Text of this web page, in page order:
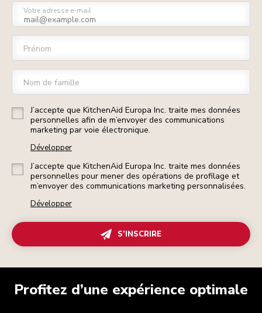
Votre adresse e-mail
Prénom
Nom de famille
J’accepte que KitchenAid Europa Inc. traite mes données
personnelles afin de m’envoyer des communications
marketing par voie électronique.
Développer
J’accepte que KitchenAid Europa Inc. traite mes données
personnelles pour mener des opérations de profilage et
m’envoyer des communications marketing personnalisées.
Développer
S’INSCRIRE
Profitez d’une expérience optimale